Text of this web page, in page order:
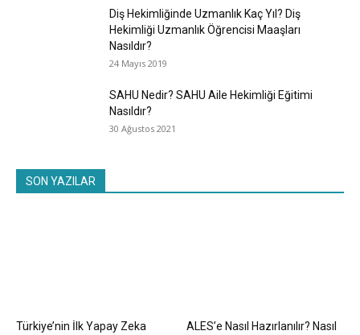
Diş Hekimliğinde Uzmanlık Kaç Yıl? Diş
Hekimliği Uzmanlık Öğrencisi Maaşları
Nasıldır?
24 Mayıs 2019
SAHU Nedir? SAHU Aile Hekimliği Eğitimi
Nasıldır?
30 Ağustos 2021
SON YAZILAR
Türkiye’nin İlk Yapay Zeka
ALES’e Nasıl Hazırlanılır? Nasıl